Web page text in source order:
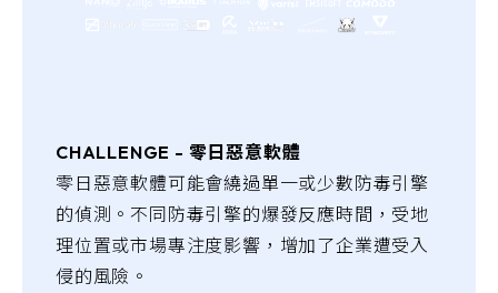
CHALLENGE - 零日惡意軟體
零日惡意軟體可能會繞過單一或少數防毒引擎
的偵測。不同防毒引擎的爆發反應時間，受地
理位置或市場專注度影響，增加了企業遭受入
侵的風險。